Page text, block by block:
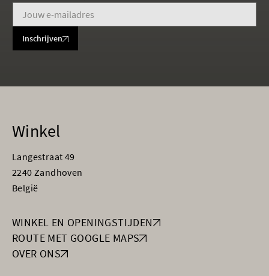
Inschrijven
Winkel
Langestraat 49
2240 Zandhoven
België
WINKEL EN OPENINGSTIJDEN
ROUTE MET GOOGLE MAPS
OVER ONS